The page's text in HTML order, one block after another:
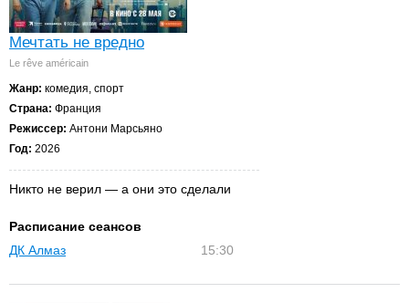
Мечтать не вредно
Le rêve américain
Жанр: комедия, спорт
Страна: Франция
Режиссер: Антони Марсьяно
Год: 2026
Никто не верил — а они это сделали
Расписание сеансов
ДК Алмаз
15:30